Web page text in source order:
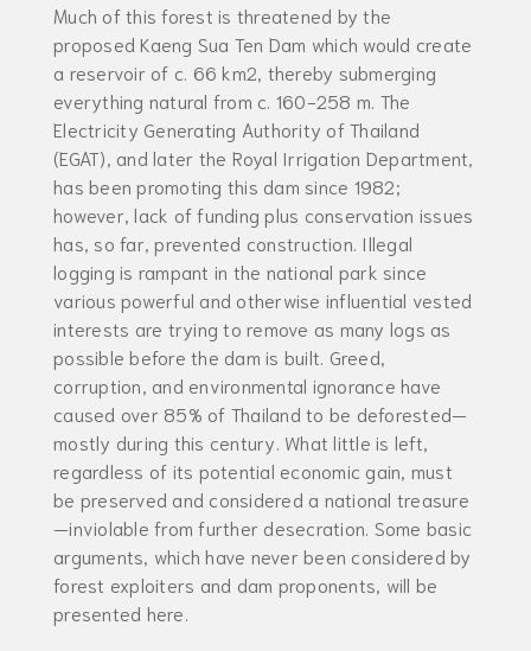
Much of this forest is threatened by the
proposed Kaeng Sua Ten Dam which would create
a reservoir of c. 66 km2, thereby submerging
everything natural from c. 160-258 m. The
Electricity Generating Authority of Thailand
(EGAT), and later the Royal Irrigation Department,
has been promoting this dam since 1982;
however, lack of funding plus conservation issues
has, so far, prevented construction. Illegal
logging is rampant in the national park since
various powerful and otherwise influential vested
interests are trying to remove as many logs as
possible before the dam is built. Greed,
corruption, and environmental ignorance have
caused over 85% of Thailand to be deforested—
mostly during this century. What little is left,
regardless of its potential economic gain, must
be preserved and considered a national treasure
—inviolable from further desecration. Some basic
arguments, which have never been considered by
forest exploiters and dam proponents, will be
presented here.